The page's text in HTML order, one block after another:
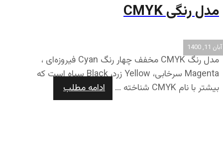
مدل رنگی CMYK
آبان 11, 1400
مدل رنگ CMYK مخفف چهار رنگ Cyan فیروزه‌ای ،
Magenta سرخابی، Yellow زرد، Black سیاه است که
بیشتر با نام CMYK شناخته ...
ادامه مطلب